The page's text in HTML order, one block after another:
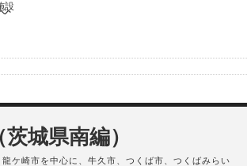
設
城県南編）
ケ崎市を中心に、牛久市、つくば市、つくばみらい